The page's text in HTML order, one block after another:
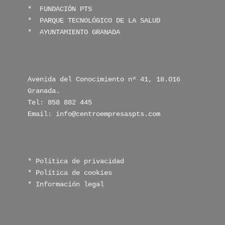
* FUNDACIÓN PTS
*
PARQUE TECNOLÓGICO DE LA SALUD
*
AYUNTAMIENTO GRANADA
Avenida del Conocimiento nº 41, 18.016
Granada.
Tel: 858 882 445
Email: info@centroempresaspts.com
* Política de privacidad
* Política de cookies
* Información legal